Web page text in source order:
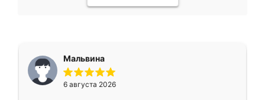
Мальвина
6 августа 2026